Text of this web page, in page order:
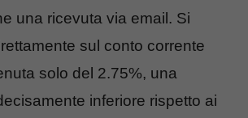
una ricevuta via email. Si
sul conto corrente
solo del 2.75%, una
inferiore rispetto ai